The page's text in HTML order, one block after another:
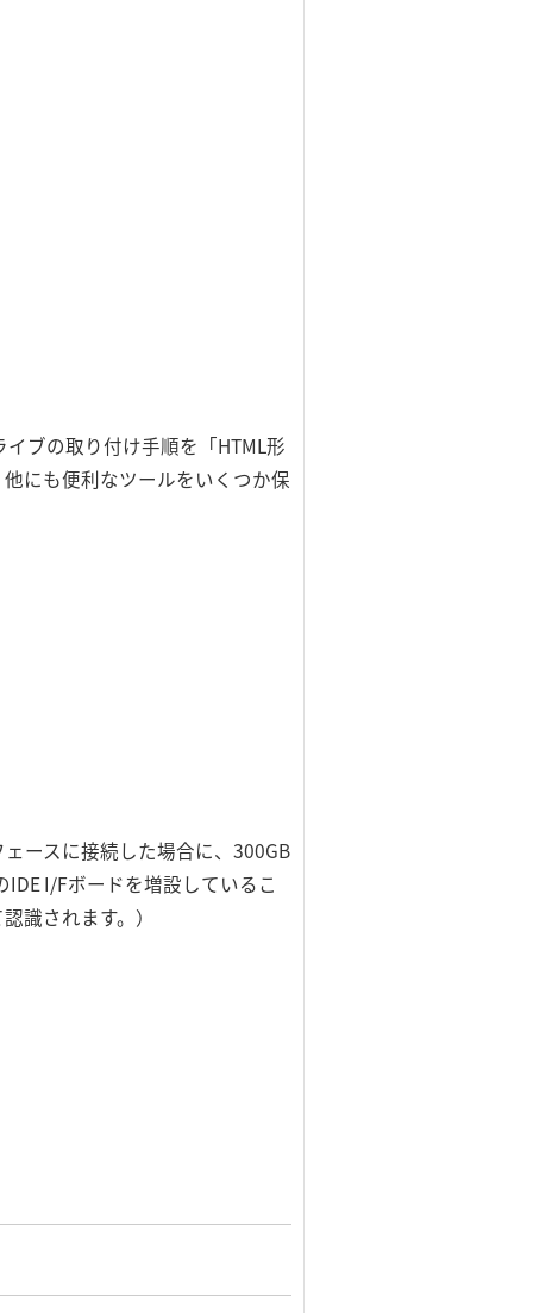
ブの取り付け手順を「HTML形
にも便利なツールをいくつか保
ースに接続した場合に、300GB
I/Fボードを増設しているこ
識されます。）